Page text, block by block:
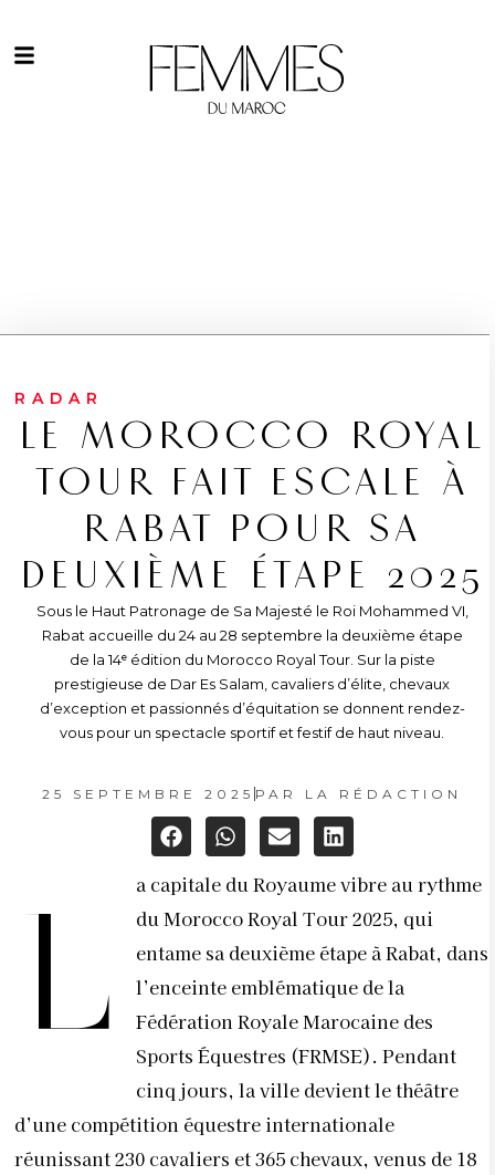
RADAR
LE MOROCCO ROYAL
TOUR FAIT ESCALE À
RABAT POUR SA
DEUXIÈME ÉTAPE 2025
Sous le Haut Patronage de Sa Majesté le Roi Mohammed VI,
Rabat accueille du 24 au 28 septembre la deuxième étape
de la 14ᵉ édition du Morocco Royal Tour. Sur la piste
prestigieuse de Dar Es Salam, cavaliers d’élite, chevaux
d’exception et passionnés d’équitation se donnent rendez-
vous pour un spectacle sportif et festif de haut niveau.
25 SEPTEMBRE 2025 PAR LA RÉDACTION
L
a capitale du Royaume vibre au rythme
du Morocco Royal Tour 2025, qui
entame sa deuxième étape à Rabat, dans
l’enceinte emblématique de la
Fédération Royale Marocaine des
Sports Équestres (FRMSE). Pendant
cinq jours, la ville devient le théâtre
d’une compétition équestre internationale
réunissant 230 cavaliers et 365 chevaux, venus de 18